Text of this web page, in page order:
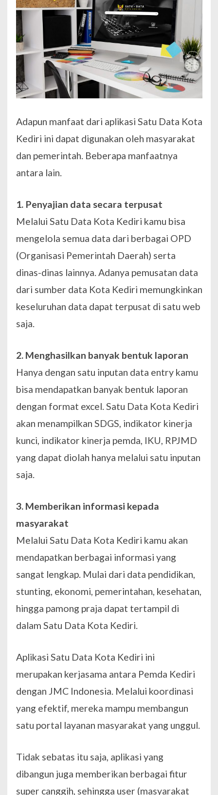
Adapun manfaat dari aplikasi Satu Data Kota
Kediri ini dapat digunakan oleh masyarakat
dan pemerintah. Beberapa manfaatnya
antara lain.
1. Penyajian data secara terpusat
Melalui Satu Data Kota Kediri kamu bisa
mengelola semua data dari berbagai OPD
(Organisasi Pemerintah Daerah) serta
dinas-dinas lainnya. Adanya pemusatan data
dari sumber data Kota Kediri memungkinkan
keseluruhan data dapat terpusat di satu web
saja.
2. Menghasilkan banyak bentuk laporan
Hanya dengan satu inputan data entry kamu
bisa mendapatkan banyak bentuk laporan
dengan format excel. Satu Data Kota Kediri
akan menampilkan SDGS, indikator kinerja
kunci, indikator kinerja pemda, IKU, RPJMD
yang dapat diolah hanya melalui satu inputan
saja.
3. Memberikan informasi kepada
masyarakat
Melalui Satu Data Kota Kediri kamu akan
mendapatkan berbagai informasi yang
sangat lengkap. Mulai dari data pendidikan,
stunting, ekonomi, pemerintahan, kesehatan,
hingga pamong praja dapat tertampil di
dalam Satu Data Kota Kediri.
Aplikasi Satu Data Kota Kediri ini
merupakan kerjasama antara Pemda Kediri
dengan JMC Indonesia. Melalui koordinasi
yang efektif, mereka mampu membangun
satu portal layanan masyarakat yang unggul.
Tidak sebatas itu saja, aplikasi yang
dibangun juga memberikan berbagai fitur
super canggih, sehingga user (masyarakat